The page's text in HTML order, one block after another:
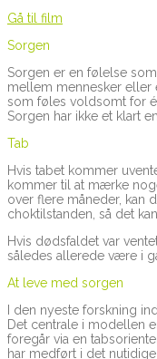
Gå til film
Sorgen
Sorgen er en følelse
mellem mennesker eller
som føles voldsomt for
Sorgen har ikke et klart
Tab
Hvis tabet kommer
kommer til at mærke
over flere måneder, kan
choktilstanden, så det
Hvis dødsfaldet var
således allerede være i
At leve med sorgen
I den nyeste forskning
Det centrale i modellen
foregår via en
har medført i det